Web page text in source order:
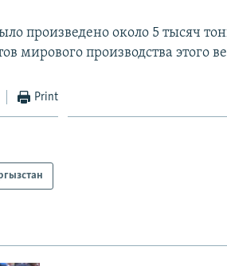
произведено около 5 тысяч
мирового производства этого
Print